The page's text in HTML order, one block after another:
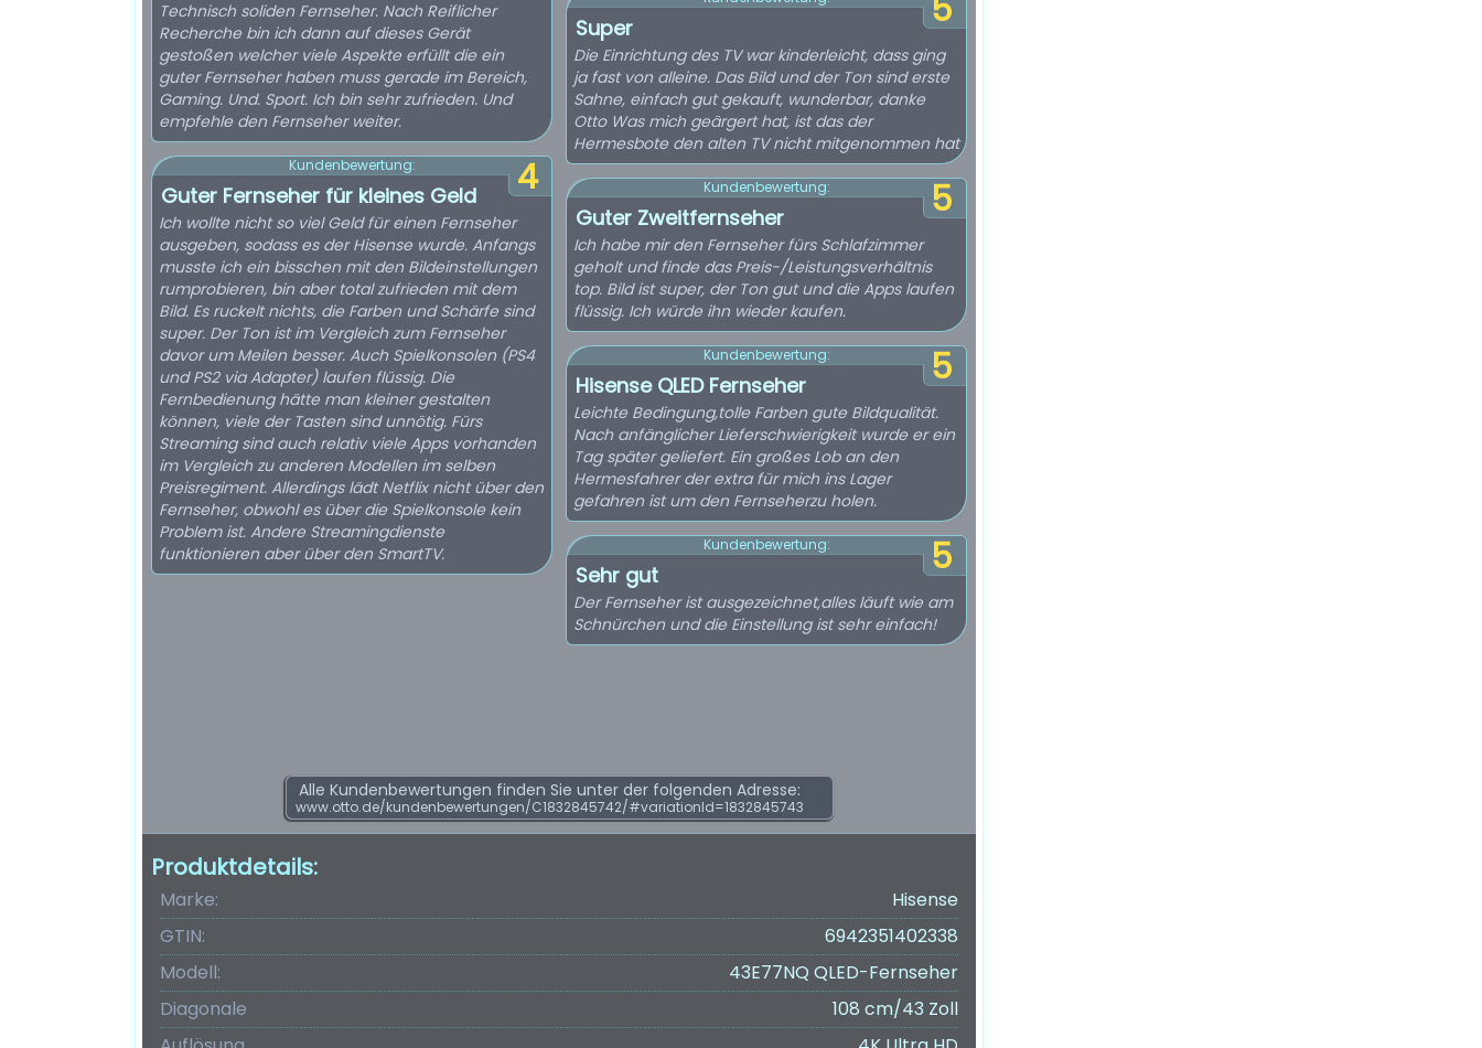
Technisch soliden Fernseher. Nach Reiflicher
Recherche bin ich dann auf dieses Gerät
gestoßen welcher viele Aspekte erfüllt die ein
guter Fernseher haben muss gerade im Bereich,
Gaming. Und. Sport. Ich bin sehr zufrieden. Und
empfehle den Fernseher weiter.
4
Kundenbewertung:
Guter Fernseher für kleines Geld
Ich wollte nicht so viel Geld für einen Fernseher
ausgeben, sodass es der Hisense wurde. Anfangs
musste ich ein bisschen mit den Bildeinstellungen
rumprobieren, bin aber total zufrieden mit dem
Bild. Es ruckelt nichts, die Farben und Schärfe sind
super. Der Ton ist im Vergleich zum Fernseher
davor um Meilen besser. Auch Spielkonsolen (PS4
und PS2 via Adapter) laufen flüssig. Die
Fernbedienung hätte man kleiner gestalten
können, viele der Tasten sind unnötig. Fürs
Streaming sind auch relativ viele Apps vorhanden
im Vergleich zu anderen Modellen im selben
Preisregiment. Allerdings lädt Netflix nicht über den
Fernseher, obwohl es über die Spielkonsole kein
Problem ist. Andere Streamingdienste
funktionieren aber über den SmartTV.
5
Super
Die Einrichtung des TV war kinderleicht, dass ging
ja fast von alleine. Das Bild und der Ton sind erste
Sahne, einfach gut gekauft, wunderbar, danke
Otto Was mich geärgert hat, ist das der
Hermesbote den alten TV nicht mitgenommen hat
5
Kundenbewertung:
Guter Zweitfernseher
Ich habe mir den Fernseher fürs Schlafzimmer
geholt und finde das Preis-/Leistungsverhältnis
top. Bild ist super, der Ton gut und die Apps laufen
flüssig. Ich würde ihn wieder kaufen.
5
Kundenbewertung:
Hisense QLED Fernseher
Leichte Bedingung,tolle Farben gute Bildqualität.
Nach anfänglicher Lieferschwierigkeit wurde er ein
Tag später geliefert. Ein großes Lob an den
Hermesfahrer der extra für mich ins Lager
gefahren ist um den Fernseherzu holen.
5
Kundenbewertung:
Sehr gut
Der Fernseher ist ausgezeichnet,alles läuft wie am
Schnürchen und die Einstellung ist sehr einfach!
Alle Kundenbewertungen finden Sie unter der folgenden Adresse:
www.otto.de/kundenbewertungen/C1832845742/#variationId=1832845743
Produktdetails:
Marke:
Hisense
GTIN:
6942351402338
Modell:
43E77NQ QLED-Fernseher
Diagonale
108 cm/43 Zoll